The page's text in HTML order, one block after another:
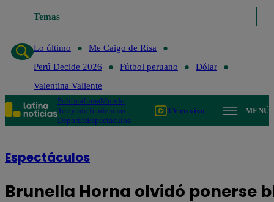
Temas
Lo último
Lo último
Me Caigo de Risa
Perú Decide 2026
Fútbol peruano
Dólar
Valentina Valiente
PolíticaLimaMundo
Te ayudoTendencias
DeportesEspectáculos
TV en vivo MENÚ
Espectáculos
Brunella Horna olvidó ponerse